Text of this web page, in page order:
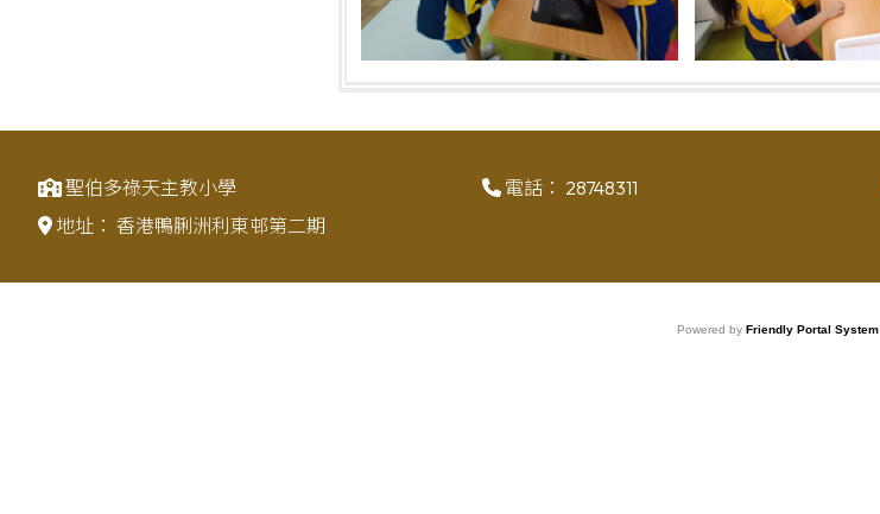
聖伯多祿天主教小學 電話： 28748311
地址： 香港鴨脷洲利東邨第二期
Powered by Friendly Portal System